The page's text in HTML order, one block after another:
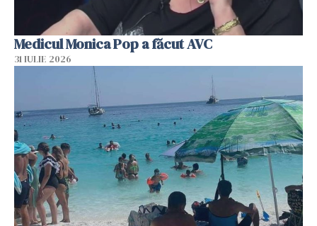
Medicul Monica Pop a făcut AVC
31 IULIE 2026